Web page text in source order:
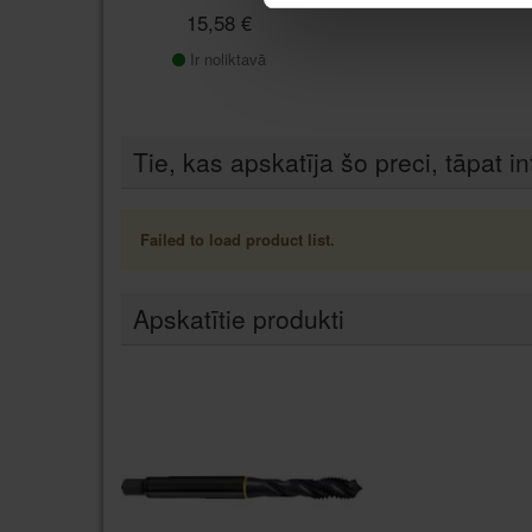
15,58 €
Ir noliktavā
Tie, kas apskatīja šo preci, tāpat
Failed to load product list.
Apskatītie produkti